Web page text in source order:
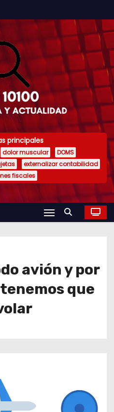
principales
dolor muscular
DOMS
externalizar contabilidad
fiscales
avión y por
que